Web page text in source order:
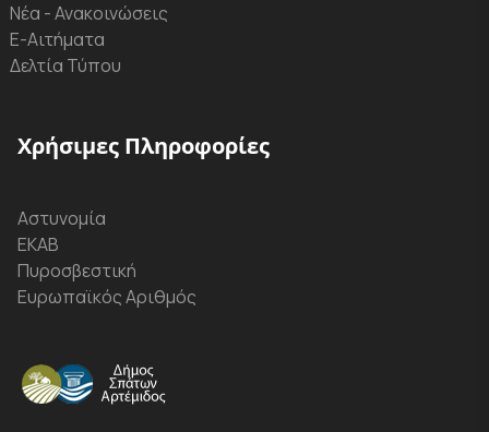
Νέα - Ανακοινώσεις
Ε-Αιτήματα
Δελτία Τύπου
Χρήσιμες Πληροφορίες
Αστυνομία
ΕΚΑΒ
Πυροσβεστική
Ευρωπαϊκός Αριθμός